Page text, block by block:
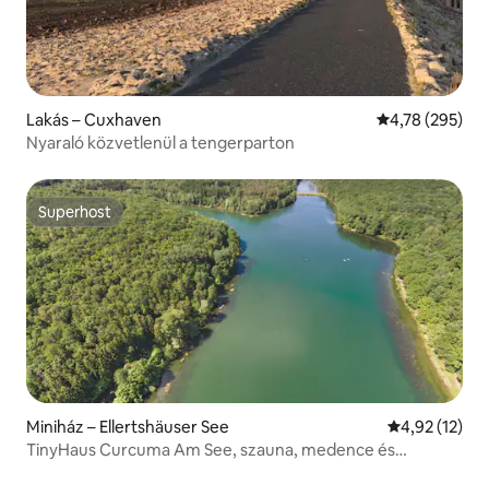
Lakás – Cuxhaven Átlagos
4,78 (295)
Nyaraló közvetlenül a tengerparton
Superhost
Superhost
Miniház – Ellertshäuser See Átlagos
4,92 (12)
TinyHaus Curcuma Am See, szauna, medence és